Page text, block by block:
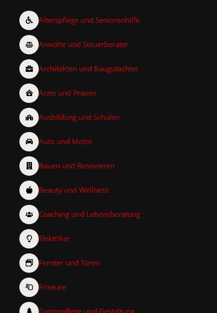
Alterspflege und Seniorenhilfe
Anwälte und Steuerberater
Architekten und Baugutachter
Ärzte und Praxen
Ausbildung und Schulen
Auto und Motor
Bauen und Renovieren
Beauty und Wellness
Coaching und Lebensberatung
Elektriker
Fenster und Türen
Friseure